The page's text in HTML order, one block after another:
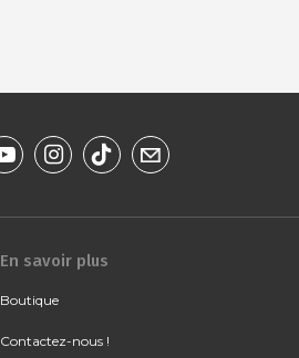
En savoir plus
Boutique
Contactez-nous !